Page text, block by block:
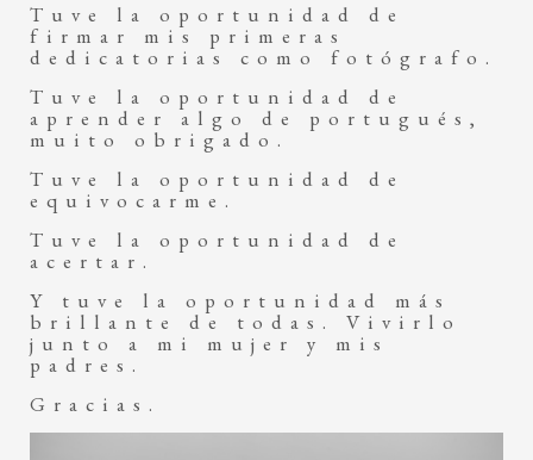
Tuve la oportunidad de
firmar mis primeras
dedicatorias como fotógrafo.
Tuve la oportunidad de
aprender algo de portugués,
muito obrigado.
Tuve la oportunidad de
equivocarme.
Tuve la oportunidad de
acertar.
Y tuve la oportunidad más
brillante de todas. Vivirlo
junto a mi mujer y mis
padres.
Gracias.